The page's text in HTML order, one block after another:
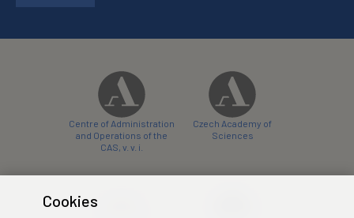
Centre of Administration
and Operations of the
CAS, v. v. i.
Czech Academy of
Sciences
Cookies